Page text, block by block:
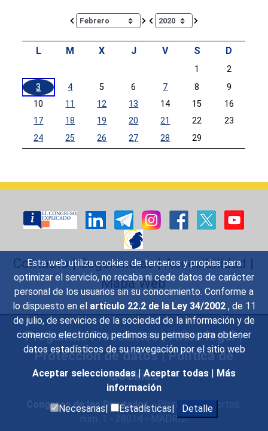
Esta web utiliza cookies de terceros y propias para
optimizar el servicio, no recaba ni cede datos de carácter
personal de los usuarios sin su conocimiento. Conforme a
lo dispuesto en el artículo 22.2 de la Ley 34/2002 , de 11
de julio, de servicios de la sociedad de la información y de
comercio electrónico, pedimos su permiso para obtener
datos estadísticos de su navegación por el sitio web
Aceptar seleccionadas | Aceptar todas | Más
información
Necesarias|
Estadísticas| Detalle
Calendar io de actividades. Doce Legislatura
L M X J V S D
1
2
3
4 5 6 7 8
9
10
11 12 13 14 15
16
17
18 19 20 21 22
23
24
25 26 27 28 29
Contacto|Sugerencias|Accesibilidad |
Mapa Web
Preguntas Frecuentes|Aviso legal|
Protección de datos|Política de
Cookies
Congreso de los Diputados- Plaza de las Cortes,
núm. 1 - 28014 - MADRID